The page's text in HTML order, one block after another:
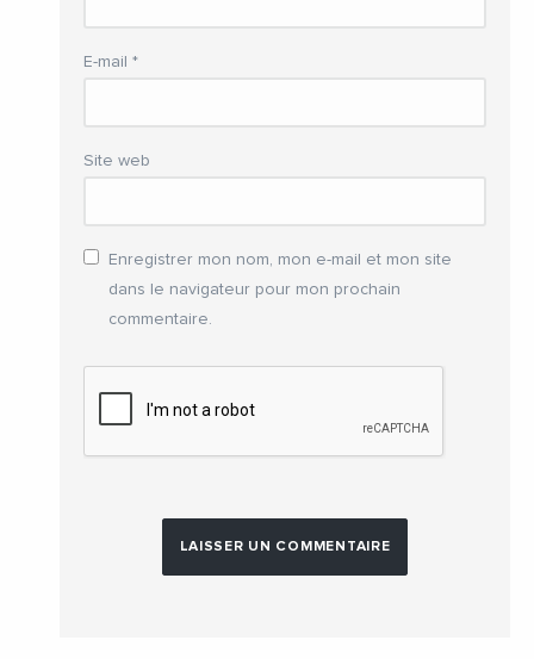
E-mail *
Site web
Enregistrer mon nom, mon e-mail et mon site
dans le navigateur pour mon prochain
commentaire.